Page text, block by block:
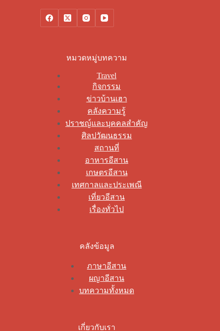
หมวดหมู่บทความ
Travel
กิจกรรม
ข่าวบ้านเฮา
คลังความรู้
ปราชญ์และบุคคลสำคัญ
ศิลปวัฒนธรรม
สถานที่
อาหารอีสาน
เกษตรอีสาน
เทศกาลและประเพณี
เที่ยวอีสาน
เรื่องทั่วไป
คลังข้อมูล
ภาษาอีสาน
ผญาอีสาน
บทความทั้งหมด
เกี่ยวกับเรา